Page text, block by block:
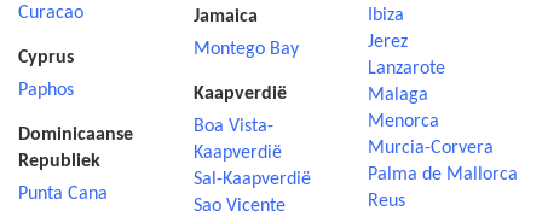
Curacao
Cyprus
Paphos
Dominicaanse
Republiek
Punta Cana
Jamaica
Montego Bay
Kaapverdië
Boa Vista-
Kaapverdië
Sal-Kaapverdië
Sao Vicente
Ibiza
Jerez
Lanzarote
Malaga
Menorca
Murcia-Corvera
Palma de Mallorca
Reus